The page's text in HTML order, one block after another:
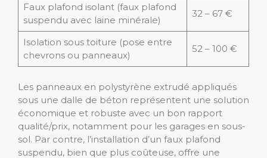
Faux plafond isolant (faux plafond
suspendu avec laine minérale)
32 – 67 €
Isolation sous toiture (pose entre
chevrons ou panneaux)
52 – 100 €
Les panneaux en polystyrène extrudé appliqués
sous une dalle de béton représentent une solution
économique et robuste avec un bon rapport
qualité/prix, notamment pour les garages en sous-
sol. Par contre, l’installation d’un faux plafond
suspendu, bien que plus coûteuse, offre une